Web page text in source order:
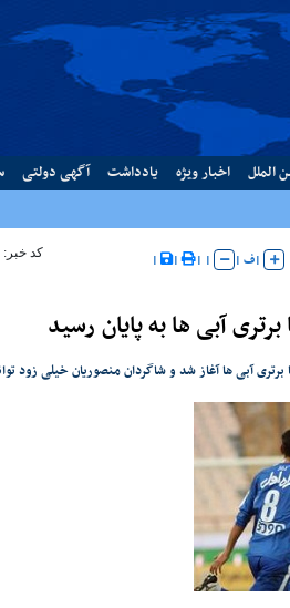
الملل اخبار ویژه یادداشت آگهی دولتی
|ف|
|
|
|
| کد خبر: 45491
آبی ها به پایان رسید
آبی ها آغاز شد و شاگردان منصوریان خیلی زود